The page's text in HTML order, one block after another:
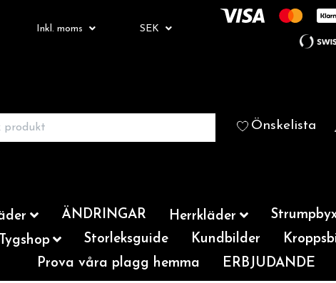
Inkl. moms SEK
Önskelista
ÄNDRINGAR Herrkläder
Tygshop Storleksguide Kundbilder
Prova våra plagg hemma
ERBJUDANDE